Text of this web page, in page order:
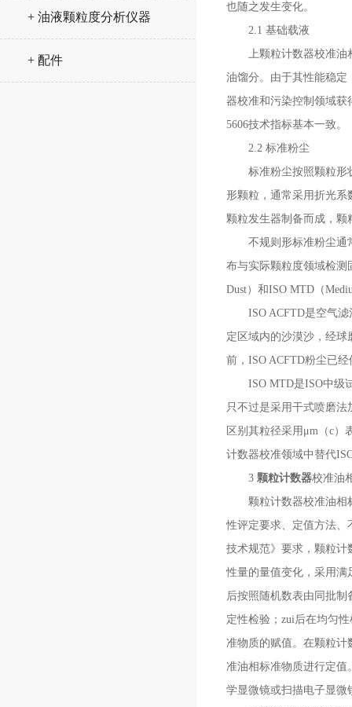
+ 油液颗粒度分析仪器
+ 配件
也随之发生变化。
2.1 基础载液
上颗粒计数器校准油相
油馏分。由于其性能稳定
器校准和污染控制领域获
5606技术指标基本一致。
2.2 标准粉尘
标准粉尘按照颗粒形状
形颗粒，通常采用折光
颗粒发生器制备而成，
不规则形标准粉尘通常
布与实际颗粒度领域检测
Dust）和ISO MTD（
ISO ACFTD是空气滤
定区域内的沙漠沙，经
前，ISO ACFTD粉尘已
ISO MTD是ISO中级试
只不过是采用干式喷磨
区别其粒径采用μm（c）
计数器校准领域中替代
3 颗粒计数器校准油
颗粒计数器校准油相标
性评定要求、定值方法、
技术规范》要求，颗粒计
性量的量值变化，采用满
后按照随机数表由同批
定性检验；zui后在均匀
准物质的赋值。在颗粒计
准油相标准物质进行定值
学显微镜或扫描电子显微